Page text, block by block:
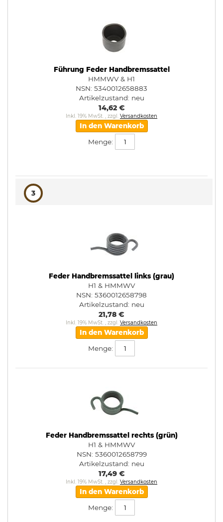
Führung Feder Handbremssattel
HMMWV & H1
NSN: 5340012658883
Artikelzustand: neu
14,62 €
Inkl. 19% MwSt. , zzgl. Versandkosten
In den Warenkorb
Menge:
3
Feder Handbremssattel links (grau)
H1 & HMMWV
NSN: 5360012658798
Artikelzustand: neu
21,78 €
Inkl. 19% MwSt. , zzgl. Versandkosten
In den Warenkorb
Menge:
Feder Handbremssattel rechts (grün)
H1 & HMMWV
NSN: 5360012658799
Artikelzustand: neu
17,49 €
Inkl. 19% MwSt. , zzgl. Versandkosten
In den Warenkorb
Menge: